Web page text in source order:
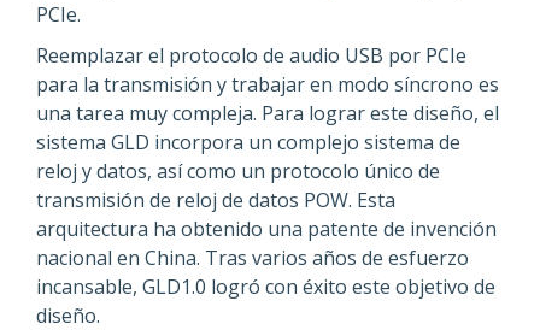
PCIe.
Reemplazar el protocolo de audio USB por PCIe
para la transmisión y trabajar en modo síncrono es
una tarea muy compleja. Para lograr este diseño, el
sistema GLD incorpora un complejo sistema de
reloj y datos, así como un protocolo único de
transmisión de reloj de datos POW. Esta
arquitectura ha obtenido una patente de invención
nacional en China. Tras varios años de esfuerzo
incansable, GLD1.0 logró con éxito este objetivo de
diseño.